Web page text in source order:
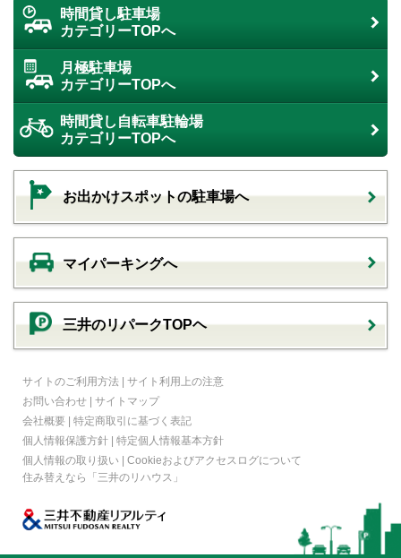
時間貸し駐車場
カテゴリーTOPへ
月極駐車場
カテゴリーTOPへ
時間貸し自転車駐輪場
カテゴリーTOPへ
お出かけスポットの駐車場へ
マイパーキングへ
三井のリパークTOPヘ
サイトのご利用方法 | サイト利用上の注意
お問い合わせ | サイトマップ
会社概要 | 特定商取引に基づく表記
個人情報保護方針 | 特定個人情報基本方針
個人情報の取り扱い | Cookieおよびアクセスログについて
住み替えなら
「三井のリハウス」